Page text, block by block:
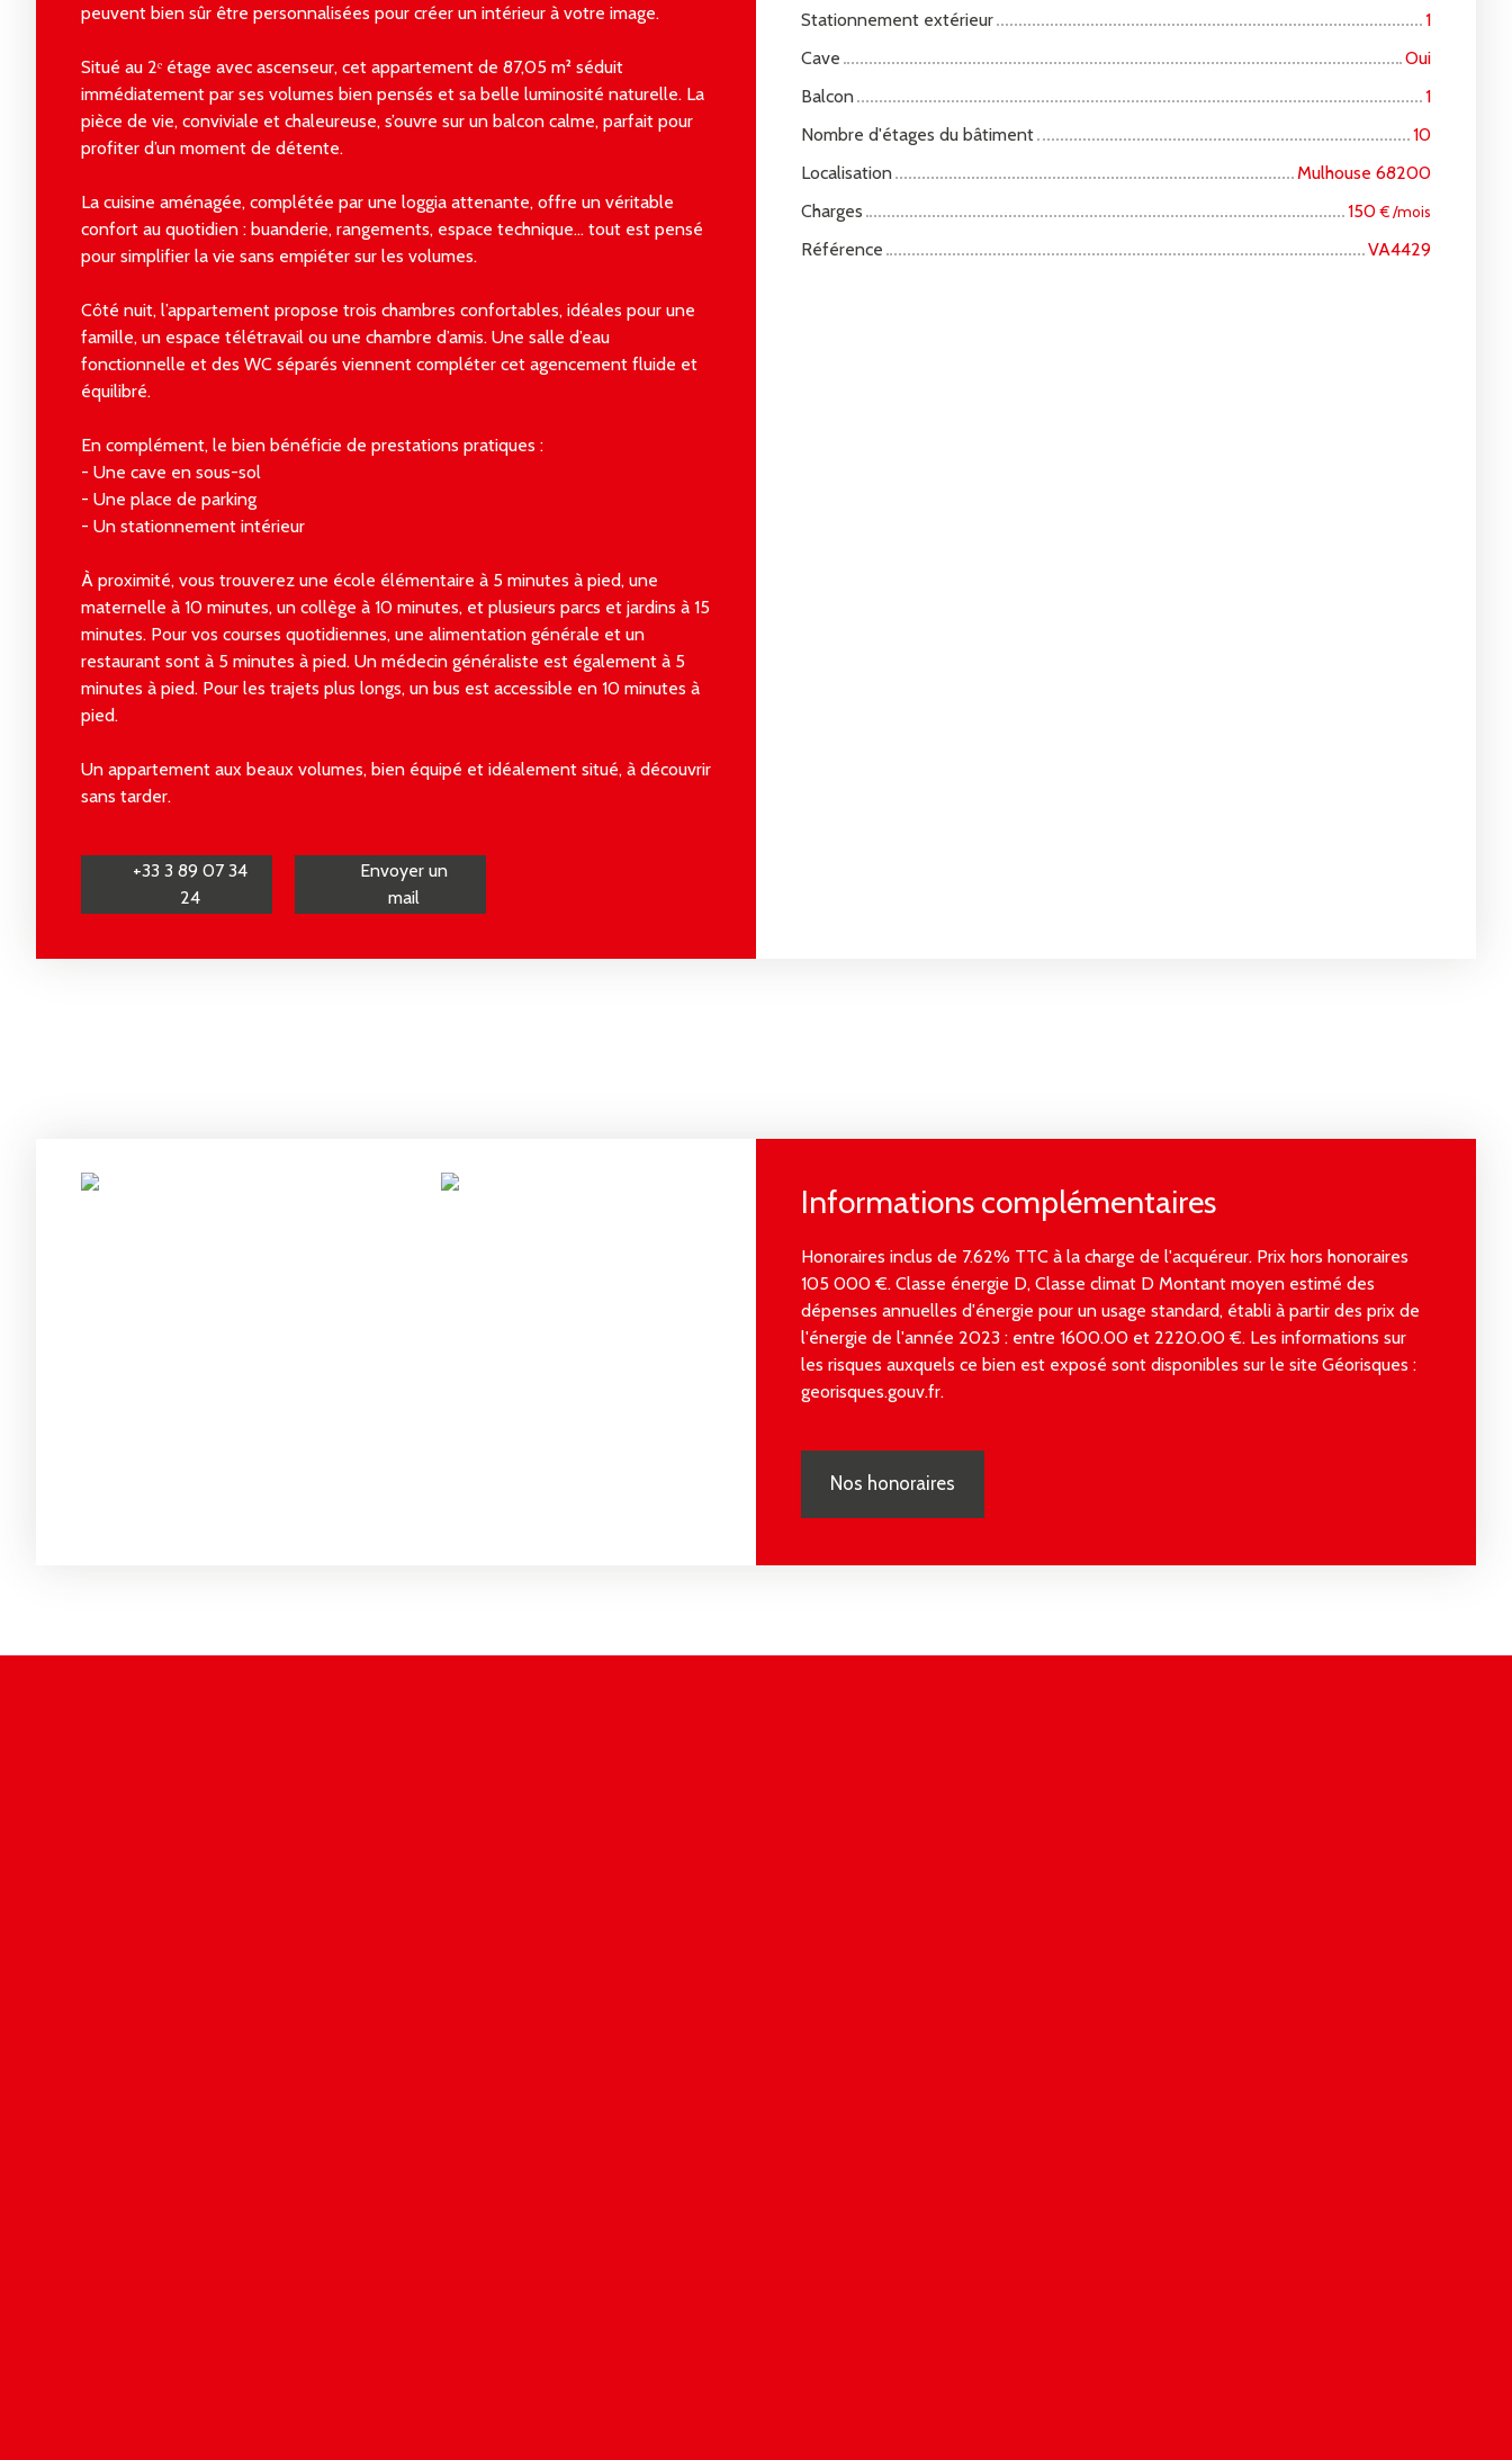
peuvent bien sûr être personnalisées pour créer un intérieur à votre image.
Situé au 2ᵉ étage avec ascenseur, cet appartement de 87,05 m² séduit
immédiatement par ses volumes bien pensés et sa belle luminosité naturelle. La
pièce de vie, conviviale et chaleureuse, s’ouvre sur un balcon calme, parfait pour
profiter d’un moment de détente.
La cuisine aménagée, complétée par une loggia attenante, offre un véritable
confort au quotidien : buanderie, rangements, espace technique… tout est pensé
pour simplifier la vie sans empiéter sur les volumes.
Côté nuit, l’appartement propose trois chambres confortables, idéales pour une
famille, un espace télétravail ou une chambre d’amis. Une salle d’eau
fonctionnelle et des WC séparés viennent compléter cet agencement fluide et
équilibré.
En complément, le bien bénéficie de prestations pratiques :
- Une cave en sous-sol
- Une place de parking
- Un stationnement intérieur
À proximité, vous trouverez une école élémentaire à 5 minutes à pied, une
maternelle à 10 minutes, un collège à 10 minutes, et plusieurs parcs et jardins à 15
minutes. Pour vos courses quotidiennes, une alimentation générale et un
restaurant sont à 5 minutes à pied. Un médecin généraliste est également à 5
minutes à pied. Pour les trajets plus longs, un bus est accessible en 10 minutes à
pied.
Un appartement aux beaux volumes, bien équipé et idéalement situé, à découvrir
sans tarder.
+33 3 89 07 34
24
Envoyer un
mail
Stationnement extérieur
1
Cave
Oui
Balcon
1
Nombre d'étages du bâtiment
10
Localisation
Mulhouse 68200
Charges
150€ /mois
Référence VA4429
Informations complémentaires
Honoraires inclus de 7.62% TTC à la charge de l'acquéreur. Prix hors honoraires
105 000 €. Classe énergie D, Classe climat D Montant moyen estimé des
dépenses annuelles d'énergie pour un usage standard, établi à partir des prix de
l'énergie de l'année 2023 : entre 1600.00 et 2220.00 €. Les informations sur
les risques auxquels ce bien est exposé sont disponibles sur le site Géorisques :
georisques.gouv.fr.
Nos honoraires